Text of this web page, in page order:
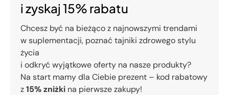
i zyskaj 15% rabatu
Chcesz być na bieżąco z najnowszymi trendami
w suplementacji, poznać tajniki zdrowego stylu
życia
i odkryć wyjątkowe oferty na nasze produkty?
Na start mamy dla Ciebie prezent – kod rabatowy
z15% zniżki na pierwsze zakupy!